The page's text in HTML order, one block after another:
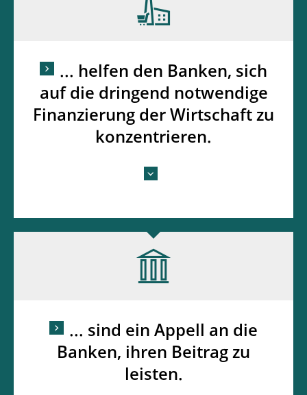
... helfen den Banken, sich
auf die dringend notwendige
Finanzierung der Wirtschaft zu
konzentrieren.
... sind ein Appell an die
Banken, ihren Beitrag zu
leisten.